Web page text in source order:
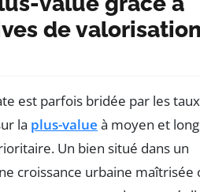
de
est parfois bridée par les taux
la plus-value à moyen et long
Un bien situé dans un
croissance urbaine maîtrisée